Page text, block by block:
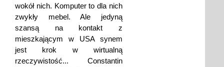
wokół nich. Komputer to dla nich
zwykły mebel. Ale jedyną
szansą na kontakt z
mieszkającym w USA synem
jest krok w wirtualną
rzeczywistość... Constantin